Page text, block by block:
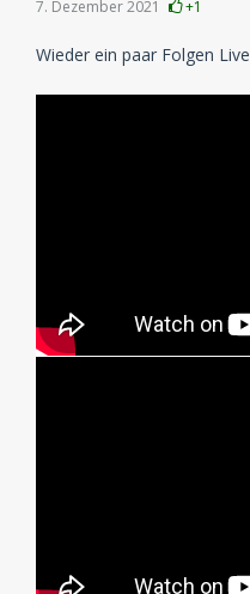
7. Dezember 2021 +1
Wieder ein paar Folgen Live